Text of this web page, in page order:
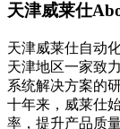
天津威莱仕
天津威莱仕自动
天津地区一家致
系统解决方案的
十年来，威莱仕
率，提升产品质